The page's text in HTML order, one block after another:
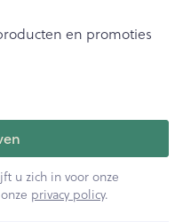
en promoties
u zich in voor onze
privacy policy.